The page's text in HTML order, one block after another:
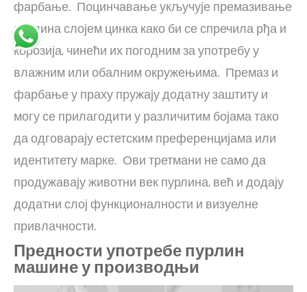
фарбање. Поцинчавање укључује премазивање
пурлина слојем цинка како би се спречила рђа и
корозија, чинећи их погодним за употребу у
влажним или обалним окружењима. Премаз и
фарбање у праху пружају додатну заштиту и
могу се прилагодити у различитим бојама тако
да одговарају естетским преференцијама или
идентитету марке. Ови третмани не само да
продужавају животни век пурлина, већ и додају
додатни слој функционалности и визуелне
привлачности.
Предности употребе пурлин
машине у производњи